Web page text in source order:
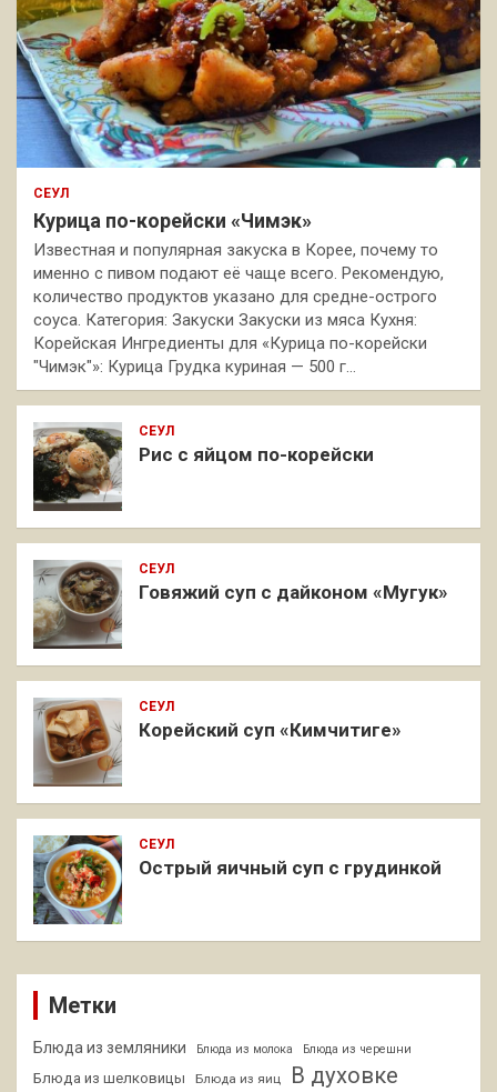
СЕУЛ
Курица по-корейски «Чимэк»
Известная и популярная закуска в Корее, почему то
именно с пивом подают её чаще всего. Рекомендую,
количество продуктов указано для средне-острого
соуса. Категория: Закуски Закуски из мяса Кухня:
Корейская Ингредиенты для «Курица по-корейски
"Чимэк"»: Курица Грудка куриная — 500 г…
СЕУЛ
Рис с яйцом по-корейски
СЕУЛ
Говяжий суп с дайконом «Мугук»
СЕУЛ
Корейский суп «Кимчитиге»
СЕУЛ
Острый яичный суп с грудинкой
Метки
Блюда из земляники Блюда из молока Блюда из черешни
Блюда из шелковицы Блюда из яиц В духовке